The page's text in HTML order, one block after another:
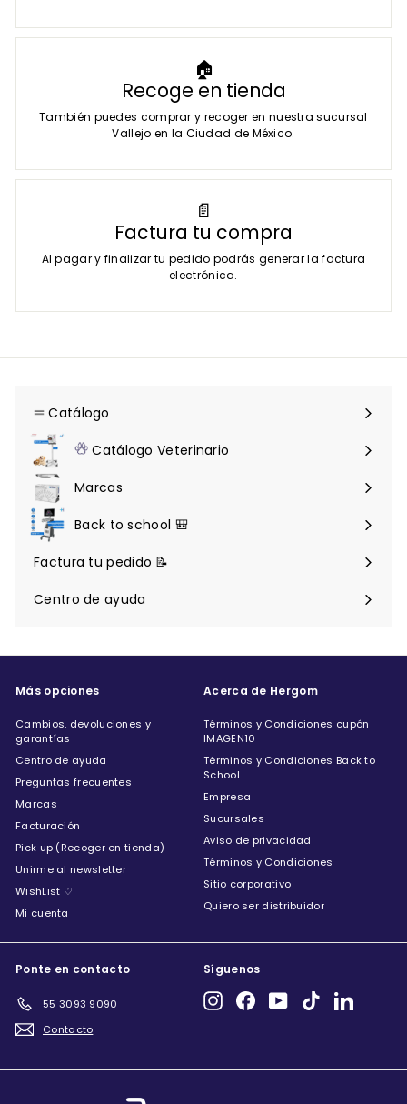
🏠
Recoge en tienda
También puedes comprar y recoger en nuestra sucursal
Vallejo en la Ciudad de México.
📄
Factura tu compra
Al pagar y finalizar tu pedido podrás generar la factura
electrónica.
Catálogo
Expandir
menú
Catálogo Veterinario
Expandir
menú
Marcas
Back to school 🎒
Factura tu pedido 📝
Centro de ayuda
Expandir
Más opciones
Cambios, devoluciones y
garantías
Centro de ayuda
Preguntas frecuentes
Marcas
Facturación
Pick up (Recoger en tienda)
Unirme al newsletter
WishList ♡
Mi cuenta
Acerca de Hergom
Términos y Condiciones cupón
IMAGEN10
Términos y Condiciones Back to
School
Empresa
Sucursales
Aviso de privacidad
Términos y Condiciones
Sitio corporativo
Quiero ser distribuidor
Ponte en contacto
55 3093 9090
Contacto
Síguenos
InstagramFacebookYouTubeTikTokLinkedIn